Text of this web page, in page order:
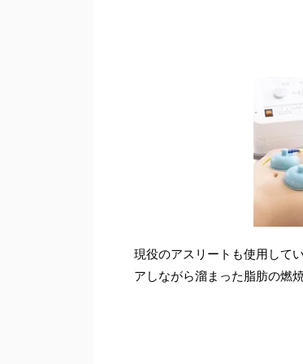
現役のアスリートも使用して
アしながら溜まった脂肪の燃